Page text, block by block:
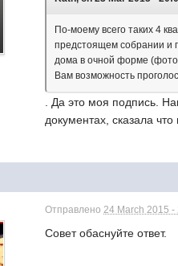
По-моему всего таких 4
предстоящем собрании и
дома в очной форме
Вам возможность
. Да это моя подпись.
документах, сказала
Отправлено24 March 2015 -
Совет обаснуйте ответ.